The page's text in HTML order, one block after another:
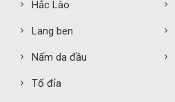
Hắc Lào
Lang ben
Nấm da đầu
Tổ đỉa